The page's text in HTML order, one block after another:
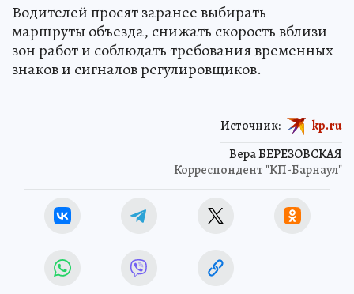
Водителей просят заранее выбирать
маршруты объезда, снижать скорость вблизи
зон работ и соблюдать требования временных
знаков и сигналов регулировщиков.
Вера БЕРЕЗОВСКАЯ
Корреспондент "КП-Барнаул"
Источник: kp.ru